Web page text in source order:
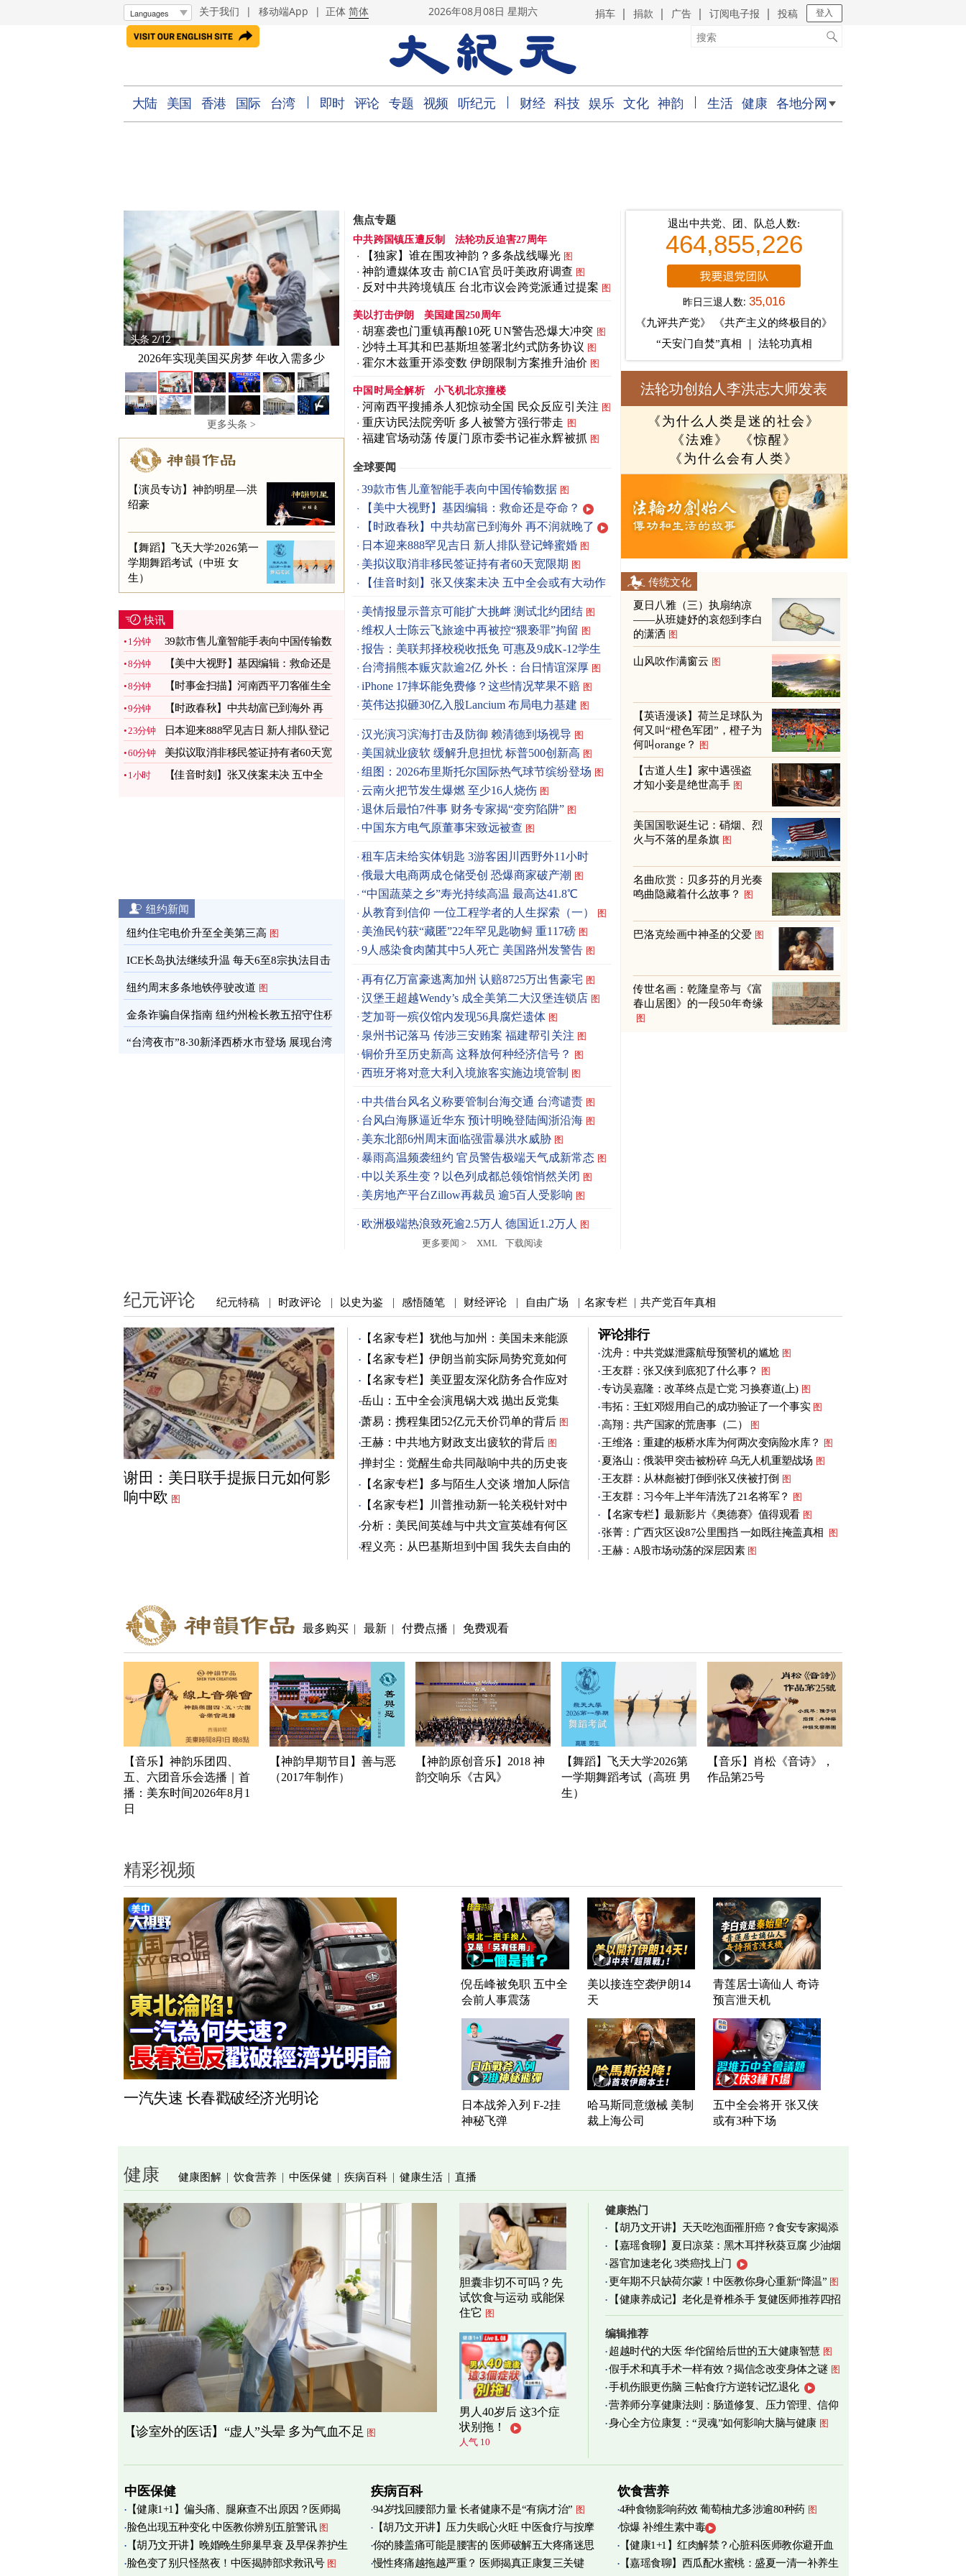
关于我们 | 移动端App | 正体 简体 2026年08月08日 星期六 捐车 捐款 广告 订阅电子报 投稿 登入
大陆 美国 香港 国际 台湾 即时 评论 专题 视频 听纪元 财经 科技 娱乐 文化 神韵 生活 健康 各地分网
头条 2/12
2026年实现美国买房梦 年收入需多少
更多头条 >
【演员专访】神韵明星—洪
绍豪
【舞蹈】飞天大学2026第一
学期舞蹈考试（中班 女
生）
快讯
1分钟
39款市售儿童智能手表向中国传输数
据 图
8分钟
【美中大视野】基因编辑：救命还是
夺命？
8分钟
【时事金扫描】河南西平刀客催生全
民抗共
9分钟
【时政春秋】中共劫富已到海外 再
不润就晚了
23分钟
日本迎来888罕见吉日 新人排队登记
蜂蜜婚 图
60分钟
美拟议取消非移民签证持有者60天宽
限期 图
1小时
【佳音时刻】张又侠案未决 五中全
纽约新闻
纽约住宅电价升至全美第三高 图
ICE长岛执法继续升温 每天6至8宗执法目击
通报 图
纽约周末多条地铁停驶改道 图
金条诈骗自保指南 纽约州检长教五招守住积
蓄 图
“台湾夜市”8‧30新泽西桥水市登场 展现台湾
焦点专题
中共跨国镇压遭反制 法轮功反迫害27周年
【独家】谁在围攻神韵？多条战线曝光 图
神韵遭媒体攻击 前CIA官员吁美政府调查 图
反对中共跨境镇压 台北市议会跨党派通过提案 图
美以打击伊朗 美国建国250周年
胡塞袭也门重镇再酿10死 UN警告恐爆大冲突 图
沙特土耳其和巴基斯坦签署北约式防务协议 图
霍尔木兹重开添变数 伊朗限制方案推升油价 图
中国时局全解析 小飞机北京撞楼
河南西平搜捕杀人犯惊动全国 民众反应引关注 图
重庆访民法院旁听 多人被警方强行带走 图
福建官场动荡 传厦门原市委书记崔永辉被抓 图
全球要闻
39款市售儿童智能手表向中国传输数据 图
【美中大视野】基因编辑：救命还是夺命？
【时政春秋】中共劫富已到海外 再不润就晚了
日本迎来888罕见吉日 新人排队登记蜂蜜婚 图
美拟议取消非移民签证持有者60天宽限期 图
【佳音时刻】张又侠案未决 五中全会或有大动作
美情报显示普京可能扩大挑衅 测试北约团结 图
维权人士陈云飞旅途中再被控“猥亵罪”拘留 图
报告：美联邦择校税收抵免 可惠及9成K-12学生
图
台湾捐熊本赈灾款逾2亿 外长：台日情谊深厚 图
iPhone 17摔坏能免费修？这些情况苹果不赔 图
英伟达拟砸30亿入股Lancium 布局电力基建 图
汉光演习滨海打击及防御 赖清德到场视导 图
美国就业疲软 缓解升息担忧 标普500创新高 图
组图：2026布里斯托尔国际热气球节缤纷登场 图
云南火把节发生爆燃 至少16人烧伤 图
退休后最怕7件事 财务专家揭“变穷陷阱” 图
中国东方电气原董事宋致远被查 图
租车店未给实体钥匙 3游客困川西野外11小时
俄最大电商两成仓储受创 恐爆商家破产潮 图
“中国蔬菜之乡”寿光持续高温 最高达41.8℃
从教育到信仰 一位工程学者的人生探索（一）
图
美渔民钓获“藏匿”22年罕见匙吻鲟 重117磅 图
9人感染食肉菌其中5人死亡 美国路州发警告 图
再有亿万富豪逃离加州 认赔8725万出售豪宅 图
汉堡王超越Wendy’s 成全美第二大汉堡连锁店 图
芝加哥一殡仪馆内发现56具腐烂遗体 图
泉州书记落马 传涉三安贿案 福建帮引关注 图
铜价升至历史新高 这释放何种经济信号？ 图
西班牙将对意大利入境旅客实施边境管制 图
中共借台风名义称要管制台海交通 台湾谴责 图
台风白海豚逼近华东 预计明晚登陆闽浙沿海 图
美东北部6州周末面临强雷暴洪水威胁 图
暴雨高温频袭纽约 官员警告极端天气成新常态 图
中以关系生变？以色列成都总领馆悄然关闭 图
美房地产平台Zillow再裁员 逾5百人受影响 图
欧洲极端热浪致死逾2.5万人 德国近1.2万人
图
更多要闻 >
XML 下载阅读
退出中共党、团、队总人数:
464,855,226
昨日三退人数:35,016
《九评共产党》
《共产主义的终极目的》
“天安门自焚”真相
法轮功真相
法轮功创始人李洪志大师发表
《为什么人类是迷的社会》
《法难》
《惊醒》
《为什么会有人类》
传统文化
夏日八雅（三）执扇纳凉
——从班婕妤的哀怨到李白
的潇洒 图
山风吹作满窗云 图
【英语漫谈】荷兰足球队为
何又叫“橙色军团”，橙子为
何叫orange？
图
【古道人生】家中遇强盗
才知小妾是绝世高手 图
美国国歌诞生记：硝烟、烈
火与不落的星条旗 图
名曲欣赏：贝多芬的月光奏
鸣曲隐藏着什么故事？
图
巴洛克绘画中神圣的父爱 图
传世名画：乾隆皇帝与《富
春山居图》的一段50年奇缘
图
纪元评论 纪元特稿 | 时政评论 | 以史为鉴 | 感悟随笔 | 财经评论 | 自由广场 | 名家专栏 | 共产党百年真相
谢田：美日联手提振日元如何影
响中欧 图
【名家专栏】犹他与加州：美国未来能源
之争 图
【名家专栏】伊朗当前实际局势究竟如何
图
【名家专栏】美亚盟友深化防务合作应对
中共
图
岳山：五中全会演甩锅大戏 抛出反党集
团？
萧易：携程集团52亿元天价罚单的背后 图
王赫：中共地方财政支出疲软的背后 图
掸封尘：觉醒生命共同敲响中共的历史丧
钟 图
【名家专栏】多与陌生人交谈 增加人际信
任 图
【名家专栏】川普推动新一轮关税针对中
共 图
分析：美民间英雄与中共文宣英雄有何区
别 图
程义亮：从巴基斯坦到中国 我失去自由的
评论排行
沈舟：中共党媒泄露航母预警机的尴尬 图
王友群：张又侠到底犯了什么事？ 图
专访吴嘉隆：改革终点是亡党 习换赛道(上) 图
韦拓：王虹邓煜用自己的成功验证了一个事实 图
高翔：共产国家的荒唐事（二） 图
王维洛：重建的板桥水库为何两次变病险水库？ 图
夏洛山：俄装甲突击被粉碎 乌无人机重塑战场 图
王友群：从林彪被打倒到张又侠被打倒 图
王友群：习今年上半年清洗了21名将军？ 图
【名家专栏】最新影片《奥德赛》值得观看 图
张菁：广西灾区设87公里围挡 一如既往掩盖真相 图
王赫：A股市场动荡的深层因素 图
最多购买 | 最新 | 付费点播 | 免费观看
【音乐】神韵乐团四、
五、六团音乐会选播｜首
播：美东时间2026年8月1
日
【神韵早期节目】善与恶
（2017年制作）
【神韵原创音乐】2018 神
韵交响乐《古风》
【舞蹈】飞天大学2026第
一学期舞蹈考试（高班 男
生）
【音乐】肖松《音诗》，
作品第25号
精彩视频
一汽失速 长春戳破经济光明论
倪岳峰被免职 五中全
会前人事震荡
美以接连空袭伊朗14
天
青莲居士谪仙人 奇诗
预言泄天机
日本战斧入列 F-2挂
神秘飞弹
哈马斯同意缴械 美制
裁上海公司
五中全会将开 张又侠
或有3种下场
健康 健康图解 | 饮食营养 | 中医保健 | 疾病百科 | 健康生活 | 直播
【诊室外的医话】“虚人”头晕 多为气血不足 图
胆囊非切不可吗？先
试饮食与运动 或能保
住它 图
男人40岁后 这3个症
状别拖！
人气 10
健康热门
【胡乃文开讲】天天吃泡面罹肝癌？食安专家揭添
加物真相
【嘉瑶食聊】夏日凉菜：黑木耳拌秋葵豆腐 少油烟
清爽养心 图
器官加速老化 3类癌找上门
更年期不只缺荷尔蒙！中医教你身心重新“降温” 图
【健康养成记】老化是脊椎杀手 复健医师推荐四招
减缓
编辑推荐
超越时代的大医 华佗留给后世的五大健康智慧 图
假手术和真手术一样有效？揭信念改变身体之谜 图
手机伤眼更伤脑 三帖食疗方逆转记忆退化
营养师分享健康法则：肠道修复、压力管理、信仰
实践 图
身心全方位康复：“灵魂”如何影响大脑与健康 图
中医保健
【健康1+1】偏头痛、腿麻查不出原因？医师揭
痛源竟在肌筋膜 图
脸色出现五种变化 中医教你辨别五脏警讯 图
【胡乃文开讲】晚婚晚生卵巢早衰 及早保养护生
育
脸色变了别只怪熬夜！中医揭肺部求救讯号 图
疾病百科
94岁找回腰部力量 长者健康不是“有病才治” 图
【胡乃文开讲】压力失眠心火旺 中医食疗与按摩
自救
你的膝盖痛可能是腰害的 医师破解五大疼痛迷思
图
慢性疼痛越拖越严重？ 医师揭真正康复三关键
饮食营养
4种食物影响药效 葡萄柚尤多涉逾80种药 图
惊爆 补维生素中毒
【健康1+1】红肉解禁？心脏科医师教你避开血
管伤害
【嘉瑶食聊】西瓜配水蜜桃：盛夏一清一补养生